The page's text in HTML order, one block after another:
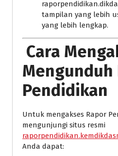
tampilan yang lebih
yang lebih lengkap.
Cara
Mengunduh
Pendidikan
Untuk mengakses Rapor
mengunjungi situs resmi
Anda dapat: